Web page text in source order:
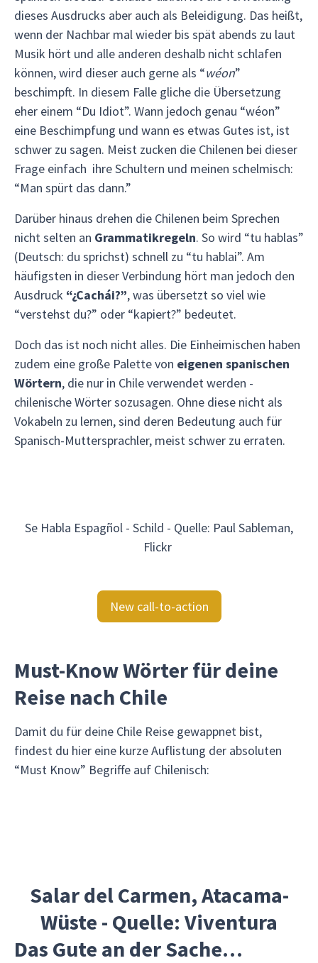
dieses Ausdrucks aber auch als Beleidigung. Das heißt,
wenn der Nachbar mal wieder bis spät abends zu laut
Musik hört und alle anderen deshalb nicht schlafen
können, wird dieser auch gerne als “wéon”
beschimpft. In diesem Falle gliche die Übersetzung
eher einem “Du Idiot”. Wann jedoch genau “wéon”
eine Beschimpfung und wann es etwas Gutes ist, ist
schwer zu sagen. Meist zucken die Chilenen bei dieser
Frage einfach ihre Schultern und meinen schelmisch:
“Man spürt das dann.”
Darüber hinaus drehen die Chilenen beim Sprechen
nicht selten an Grammatikregeln. So wird “tu hablas”
(Deutsch: du sprichst) schnell zu “tu hablai”. Am
häufigsten in dieser Verbindung hört man jedoch den
Ausdruck “¿Cachái?”, was übersetzt so viel wie
“verstehst du?” oder “kapiert?” bedeutet.
Doch das ist noch nicht alles. Die Einheimischen haben
zudem eine große Palette von eigenen spanischen
Wörtern, die nur in Chile verwendet werden -
chilenische Wörter sozusagen. Ohne diese nicht als
Vokabeln zu lernen, sind deren Bedeutung auch für
Spanisch-Muttersprachler, meist schwer zu erraten.
Se Habla Espagñol - Schild - Quelle: Paul Sableman,
Flickr
New call-to-action
Must-Know Wörter für deine
Reise nach Chile
Damit du für deine Chile Reise gewappnet bist,
findest du hier eine kurze Auflistung der absoluten
“Must Know” Begriffe auf Chilenisch:
Salar del Carmen, Atacama-
Wüste - Quelle: Viventura
Das Gute an der Sache…